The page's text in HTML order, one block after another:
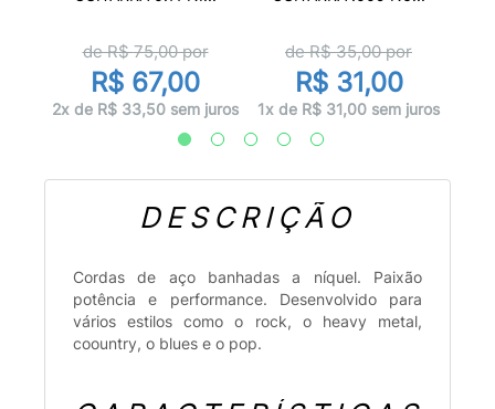
de R$75,00por
R$ 67,00
2x de R$ 33,50 sem juros
de R$35,00por
R$ 31,00
1x de R$ 31,00 sem juros
DESCRIÇÃO
Cordas de aço banhadas a níquel. Paixão
potência e performance. Desenvolvido para
vários estilos como o rock, o heavy metal,
coountry, o blues e o pop.